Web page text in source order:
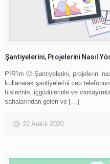
Şantiyelerini, Projelerini Nasıl
PİR’im 🙂 Şantiyelerini, projelerini
kullanarak şantiyelerini cep
hislerinle, içgüdülerinle ve
sahalarından gelen ve […]
22 Aralık 2020